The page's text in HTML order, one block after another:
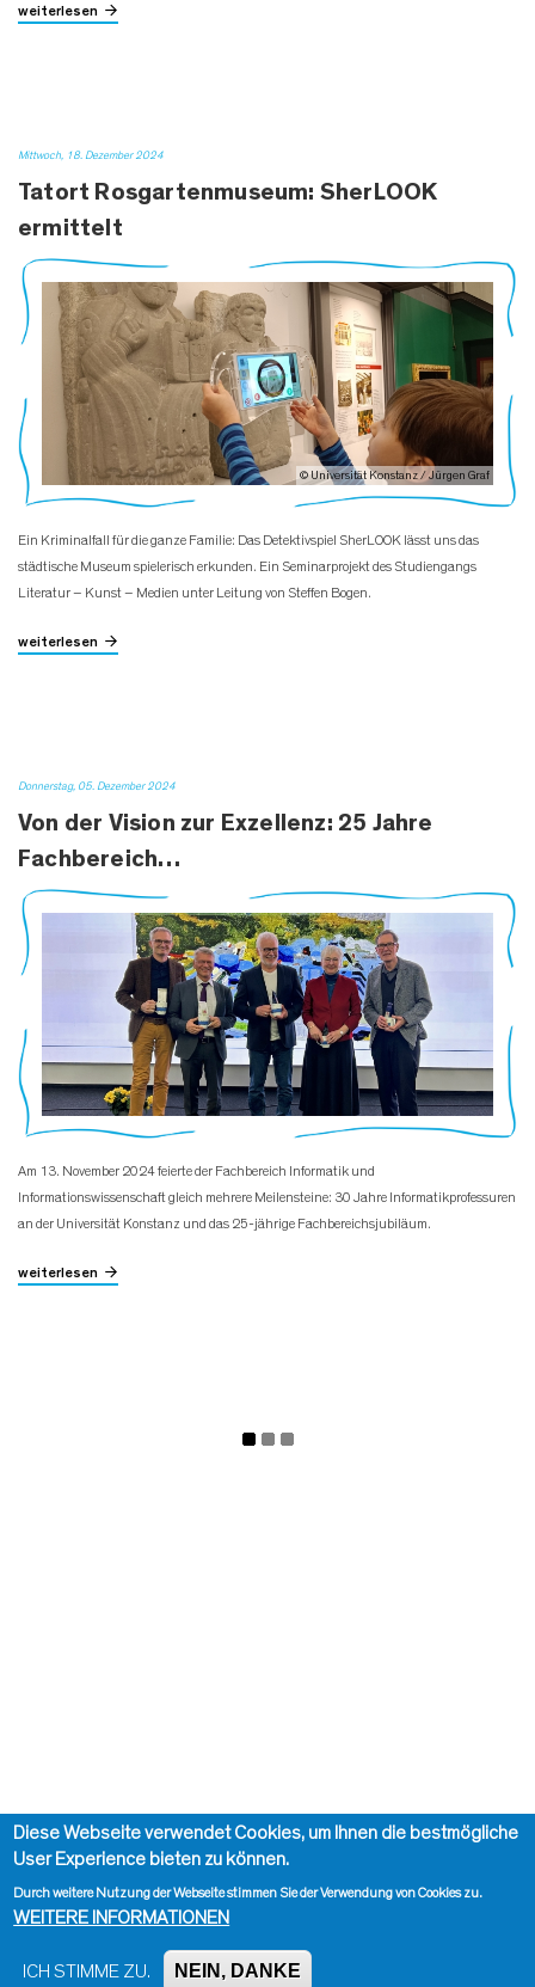
weiterlesen
Mittwoch, 18. Dezember 2024
Tatort Rosgartenmuseum: SherLOOK
ermittelt
© Universität Konstanz / Jürgen Graf
Ein Kriminalfall für die ganze Familie: Das Detektivspiel SherLOOK lässt uns das
städtische Museum spielerisch erkunden. Ein Seminarprojekt des Studiengangs
Literatur – Kunst – Medien unter Leitung von Steffen Bogen.
weiterlesen
Donnerstag, 05. Dezember 2024
Von der Vision zur Exzellenz: 25 Jahre
Fachbereich…
Am 13. November 2024 feierte der Fachbereich Informatik und
Informationswissenschaft gleich mehrere Meilensteine: 30 Jahre Informatikprofessuren
an der Universität Konstanz und das 25-jährige Fachbereichsjubiläum.
weiterlesen
Diese Webseite verwendet Cookies, um Ihnen die bestmögliche
User Experience bieten zu können.
Durch weitere Nutzung der Webseite stimmen Sie der Verwendung von Cookies zu.
WEITERE INFORMATIONEN
ICH STIMME ZU. NEIN, DANKE